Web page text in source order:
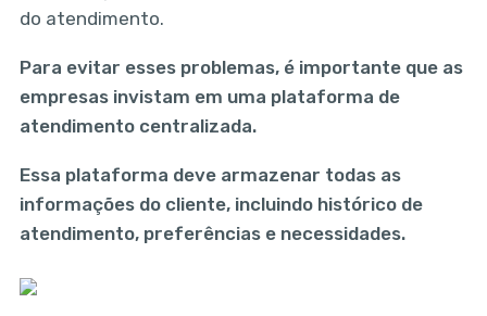
do atendimento.
Para evitar esses problemas, é importante que as
empresas invistam em uma plataforma de
atendimento centralizada.
Essa plataforma deve armazenar todas as
informações do cliente, incluindo histórico de
atendimento, preferências e necessidades.